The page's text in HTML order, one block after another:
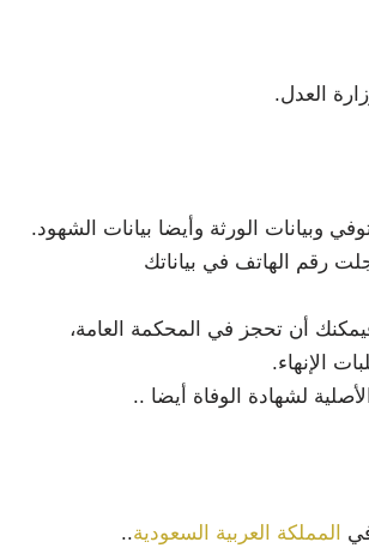
العدل.
وبيانات الورثة وأيضا بيانات الشهود.
رقم الهاتف في بياناتك
أن تحجز في المحكمة العامة،
الإنهاء.
لشهادة الوفاة أيضا ..
المملكة العربية السعودية..